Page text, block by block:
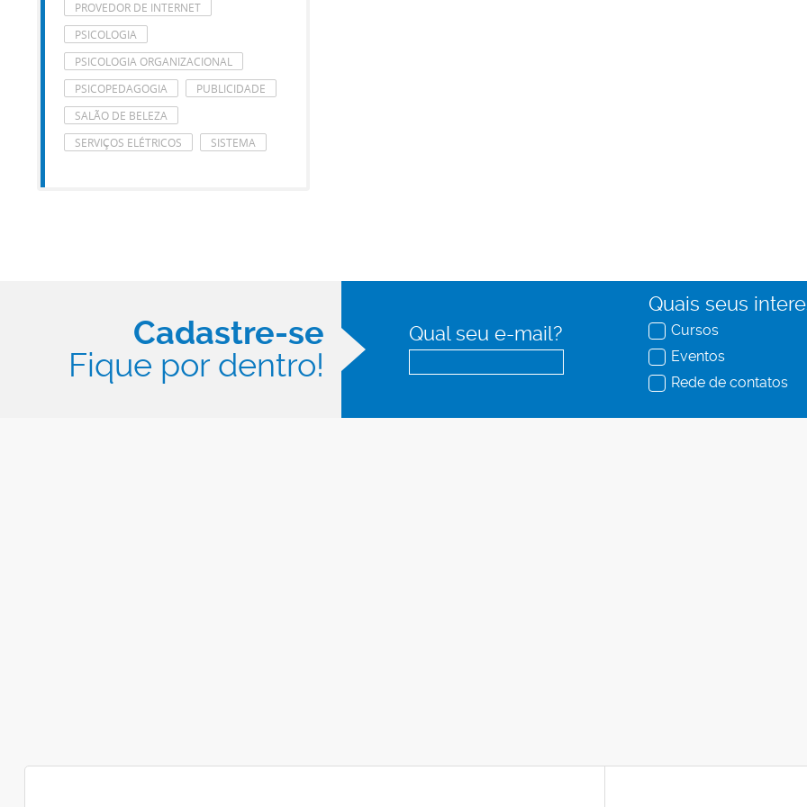
PROVEDOR DE INTERNET
PSICOLOGIA
PSICOLOGIA ORGANIZACIONAL
PSICOPEDAGOGIA
PUBLICIDADE
SALÃO DE BELEZA
SERVIÇOS ELÉTRICOS
SISTEMA
Cadastre-se
Fique por dentro!
Qual seu e-mail?
Quais seus
Cursos
Eventos
Rede de contatos